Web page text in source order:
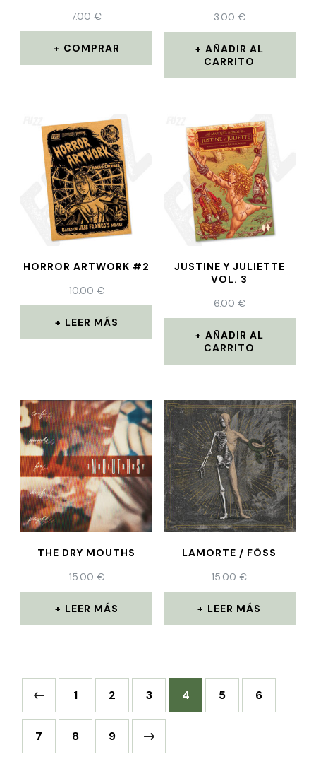
7.00€
COMPRAR
3.00 €
AÑADIR AL
CARRITO
HORROR ARTWORK #2
10.00 €
LEER MÁS
JUSTINE Y JULIETTE
VOL. 3
6.00 €
AÑADIR AL
CARRITO
THE DRY MOUTHS
15.00 €
LEER MÁS
LAMORTE / FÖSS
15.00€
LEER MÁS
1 2 3 4 5 6
7 8 9